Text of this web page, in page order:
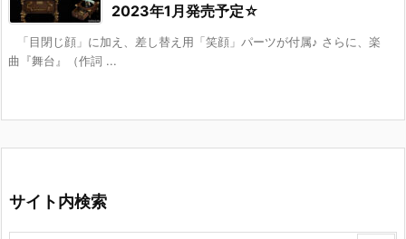
2023年1月発売予定☆
「目閉じ顔」に加え、差し替え用「笑顔」パーツが付属♪ さらに、楽
曲『舞台』（作詞 ...
サイト内検索